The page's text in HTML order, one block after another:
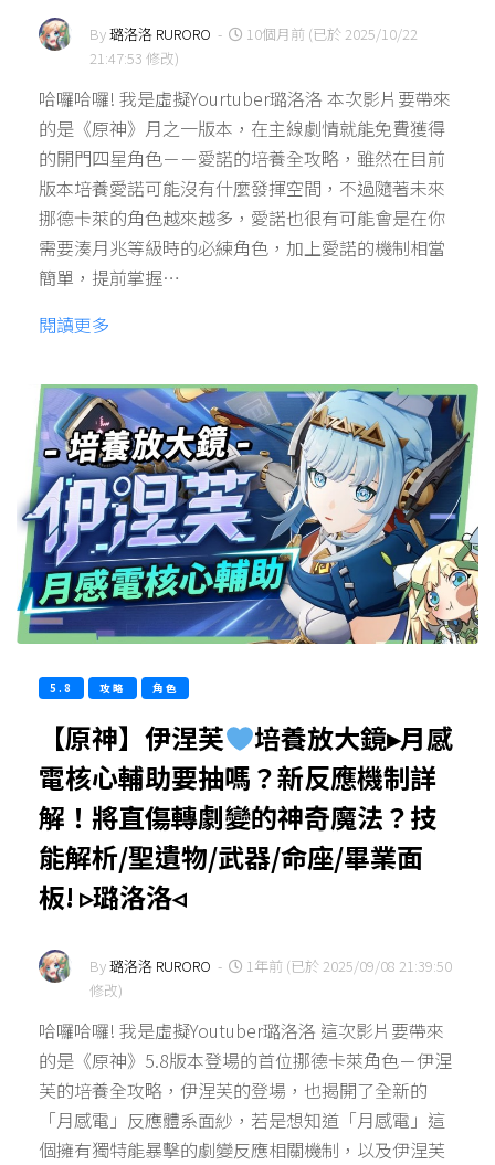
By璐洛洛 RURORO -
10個月前 (已於 2025/10/22
21:47:53 修改)
哈囉哈囉! 我是虛擬Yourtuber璐洛洛 本次影片要帶來
的是《原神》月之一版本，在主線劇情就能免費獲得
的開門四星角色－－愛諾的培養全攻略，雖然在目前
版本培養愛諾可能沒有什麼發揮空間，不過隨著未來
挪德卡萊的角色越來越多，愛諾也很有可能會是在你
需要湊月兆等級時的必練角色，加上愛諾的機制相當
簡單，提前掌握…
閱讀更多
5.8 攻略 角色
【原神】伊涅芙
培養放大鏡▸月感
電核心輔助要抽嗎？新反應機制詳
解！將直傷轉劇變的神奇魔法？技
能解析/聖遺物/武器/命座/畢業面
板! ▹璐洛洛◃
By璐洛洛 RURORO -
1年前 (已於 2025/09/08 21:39:50
修改)
哈囉哈囉! 我是虛擬Youtuber璐洛洛 這次影片要帶來
的是《原神》5.8版本登場的首位挪德卡萊角色－伊涅
芙的培養全攻略，伊涅芙的登場，也揭開了全新的
「月感電」反應體系面紗，若是想知道「月感電」這
個擁有獨特能暴擊的劇變反應相關機制，以及伊涅芙